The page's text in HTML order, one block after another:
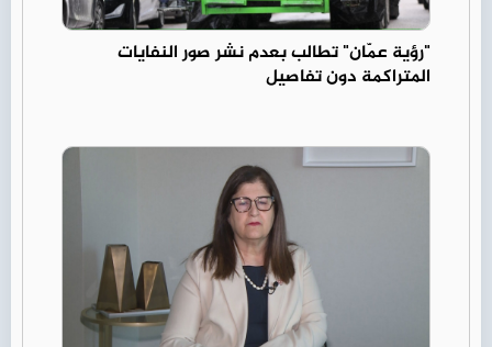
"رؤية عمّان" تطالب بعدم نشر صور النفايات
المتراكمة دون تفاصيل